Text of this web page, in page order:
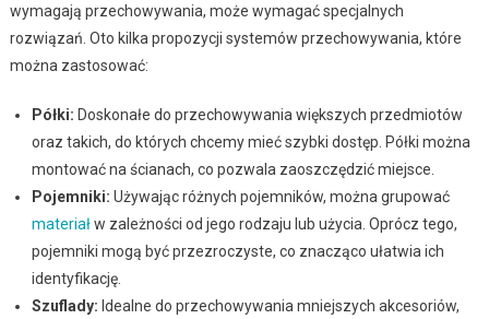
wymagają przechowywania, może wymagać specjalnych
rozwiązań. Oto kilka propozycji systemów przechowywania, które
można zastosować:
Półki: Doskonałe do przechowywania większych przedmiotów
oraz takich, do których chcemy mieć szybki dostęp. Półki można
montować na ścianach, co pozwala zaoszczędzić miejsce.
Pojemniki: Używając różnych pojemników, można grupować
materiałw zależności od jego rodzaju lub użycia. Oprócz tego,
pojemniki mogą być przezroczyste, co znacząco ułatwia ich
identyfikację.
Szuflady: Idealne do przechowywania mniejszych akcesoriów,